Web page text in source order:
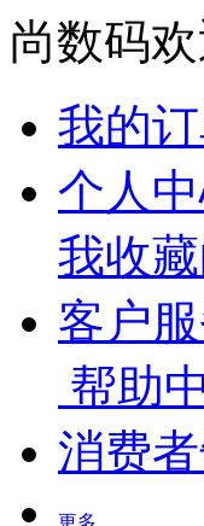
尚数码欢
我的
个人
我收
客户
帮助
消费
更多